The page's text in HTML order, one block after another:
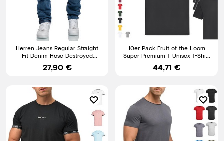
Herren Jeans Regular Straight
Fit Denim Hose Destroyed
A79084
27,90 €
10er Pack Fruit of the Loom
Super Premium T Unisex T-Shirt
schwere Qualität NEU
44,71 €